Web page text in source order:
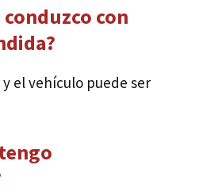
conduzco con
el vehículo puede ser